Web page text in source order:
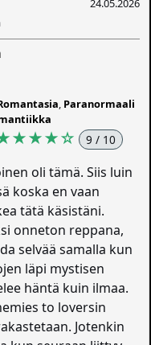
Paranormaali
☆ 9 / 10
oli tämä. Siis luin
koska en vaan
tätä käsistäni.
onneton reppana,
selvää samalla kun
läpi mystisen
häntä kuin ilmaa.
to loversin
Jotenkin